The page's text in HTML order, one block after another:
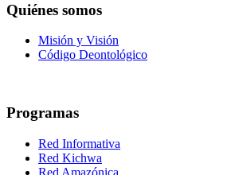
Quiénes somos
Misión y Visión
Código Deontológico
Programas
Red Informativa
Red Kichwa
Red Amazónica